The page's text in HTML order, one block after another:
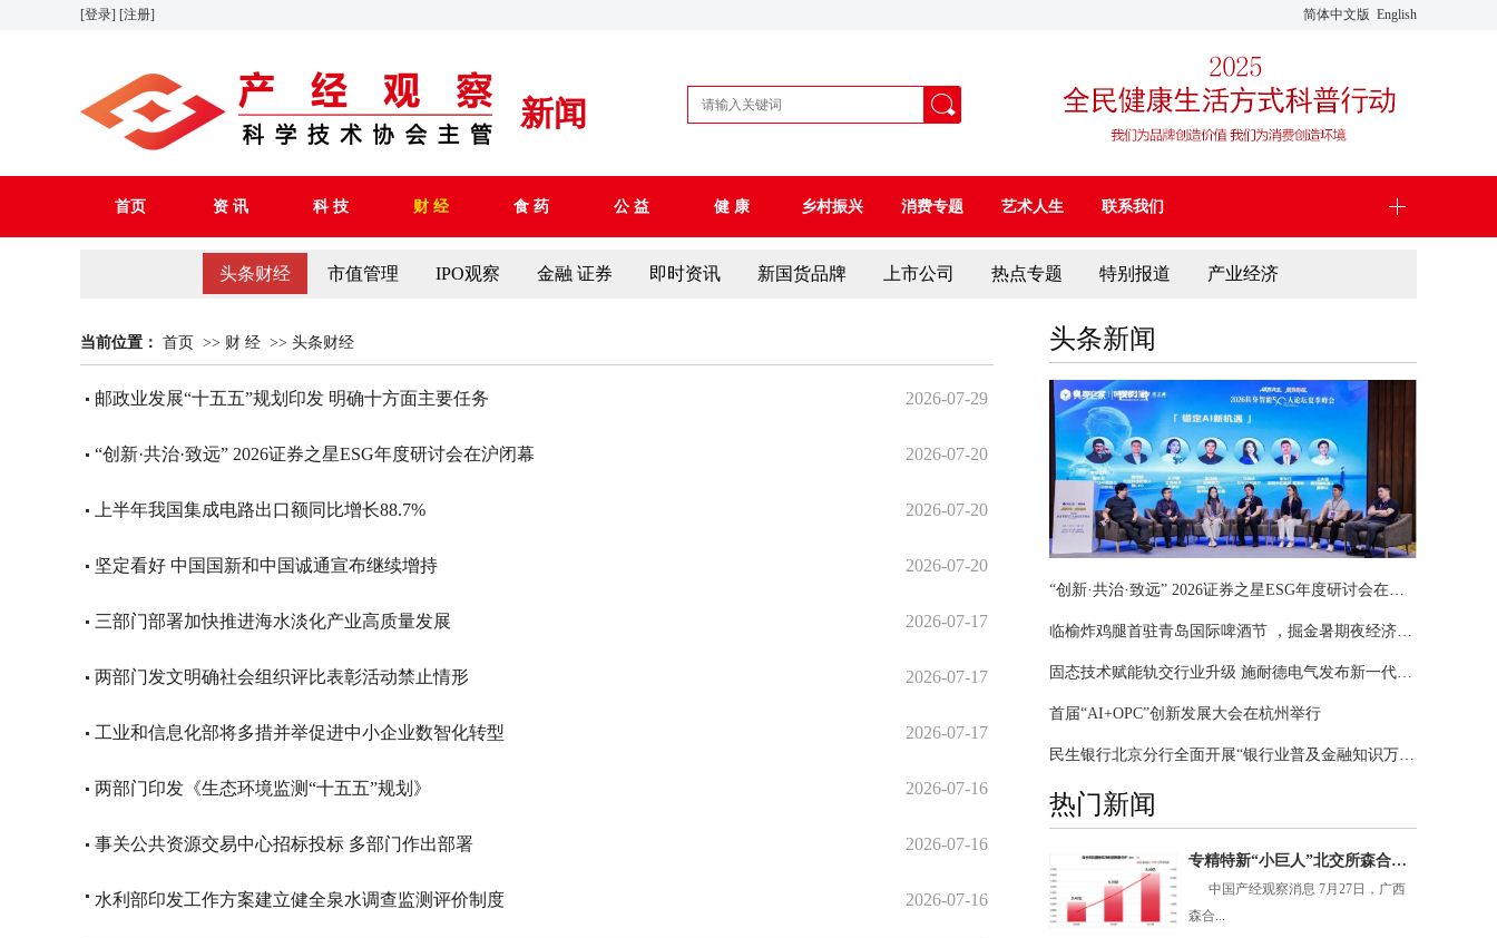
[登录] [注册] 简体中文版 English
新闻
首页 资 讯 科 技 财 经 食 药 公 益 健 康 乡村振兴 消费专题 艺术人生 联系我们
头条财经 市值管理 IPO观察 金融 证券 即时资讯 新国货品牌 上市公司 热点专题 特别报道 产业经济
头条新闻
“创新·共治·致远” 2026证券之星ESG年度研讨会在沪闭幕
临榆炸鸡腿首驻青岛国际啤酒节 ，掘金暑期夜经济黄金赛道
固态技术赋能轨交行业升级 施耐德电气发布新一代智慧配电方案
首届“AI+OPC”创新发展大会在杭州举行
民生银行北京分行全面开展“银行业普及金融知识万里行”暨“防范非法金融活动宣传月”主题活动
热门新闻
专精特新“小巨人”北交所森合高科：绿色矿山赛道上的隐形冠军
中国产经观察消息 7月27日，广西
森合...
当前位置： 首页 >> 财 经 >> 头条财经
2026-07-29
邮政业发展“十五五”规划印发 明确十方面主要任务
2026-07-20
“创新·共治·致远” 2026证券之星ESG年度研讨会在沪闭幕
2026-07-20
上半年我国集成电路出口额同比增长88.7%
2026-07-20
坚定看好 中国国新和中国诚通宣布继续增持
2026-07-17
三部门部署加快推进海水淡化产业高质量发展
2026-07-17
两部门发文明确社会组织评比表彰活动禁止情形
2026-07-17
工业和信息化部将多措并举促进中小企业数智化转型
2026-07-16
两部门印发《生态环境监测“十五五”规划》
2026-07-16
事关公共资源交易中心招标投标 多部门作出部署
2026-07-16
水利部印发工作方案建立健全泉水调查监测评价制度